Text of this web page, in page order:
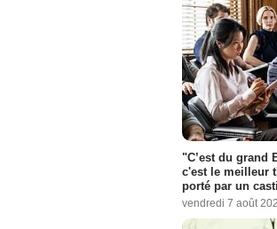
"C’est du grand
c'est le meilleur
porté par un
vendredi 7 août